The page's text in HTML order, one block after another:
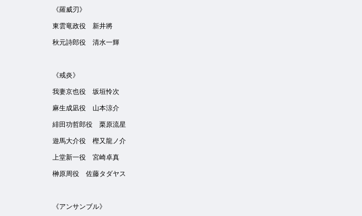
《羅威刃》
東雲竜政役 新井將
秋元詩郎役 清水一輝
《戒炎》
我妻京也役 坂垣怜次
麻生成凪役 山本涼介
緋田功哲郎役 栗原流星
遊馬大介役 樫又龍ノ介
上堂新一役 宮崎卓真
榊原周役 佐藤タダヤス
《アンサンブル》